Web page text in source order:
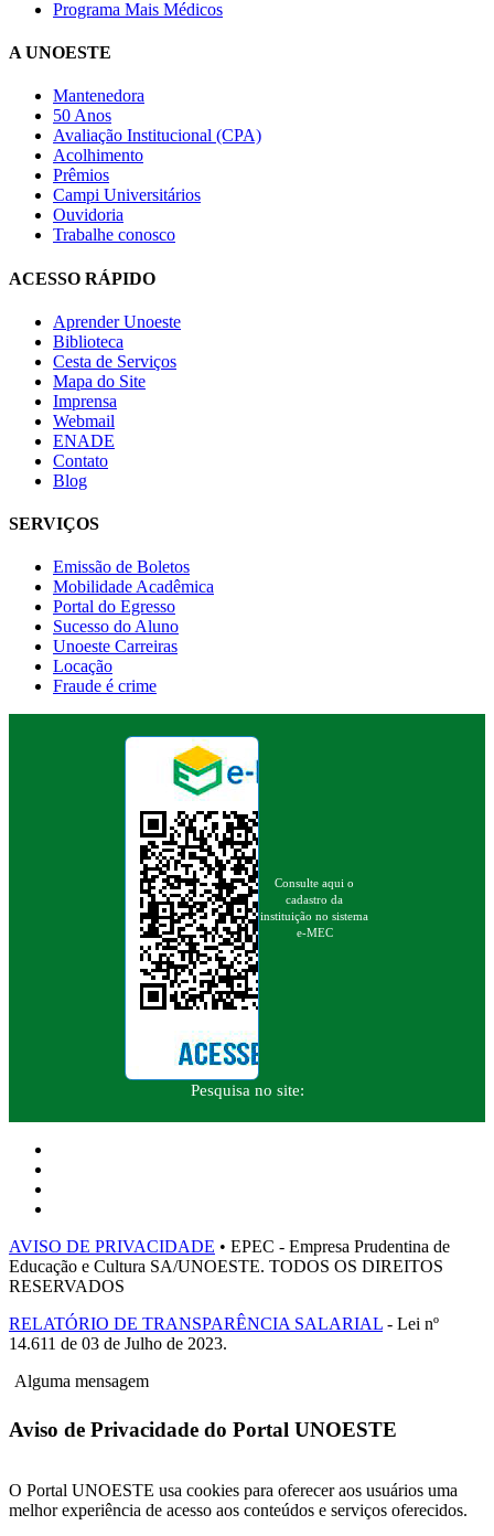
Programa Mais Médicos
A UNOESTE
Mantenedora
50 Anos
Avaliação Institucional (CPA)
Acolhimento
Prêmios
Campi Universitários
Ouvidoria
Trabalhe conosco
ACESSO RÁPIDO
Aprender Unoeste
Biblioteca
Cesta de Serviços
Mapa do Site
Imprensa
Webmail
ENADE
Contato
Blog
SERVIÇOS
Emissão de Boletos
Mobilidade Acadêmica
Portal do Egresso
Sucesso do Aluno
Unoeste Carreiras
Locação
Fraude é crime
Consulte aqui o
cadastro da
instituição no sistema
e-MEC
Pesquisa no site:
AVISO DE PRIVACIDADE • EPEC - Empresa Prudentina de
Educação e Cultura SA/UNOESTE. TODOS OS DIREITOS
RESERVADOS
RELATÓRIO DE TRANSPARÊNCIA SALARIAL - Lei nº
14.611 de 03 de Julho de 2023.
Alguma mensagem
Aviso de Privacidade do Portal UNOESTE
O Portal UNOESTE usa cookies para oferecer aos usuários uma
melhor experiência de acesso aos conteúdos e serviços oferecidos.